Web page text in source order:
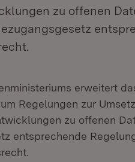
zu offenen
erweitert
Regelungen zur
zu offenen
entsprechende